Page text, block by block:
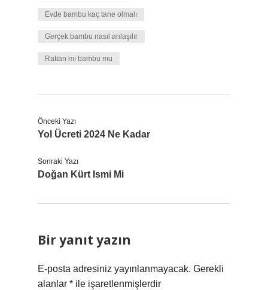
Evde bambu kaç tane olmalı
Gerçek bambu nasıl anlaşılır
Rattan mı bambu mu
Önceki Yazı
Yol Ücreti 2024 Ne Kadar
Sonraki Yazı
Doğan Kürt Ismi Mi
Bir yanıt yazın
E-posta adresiniz yayınlanmayacak. Gerekli
alanlar * ile işaretlenmişlerdir